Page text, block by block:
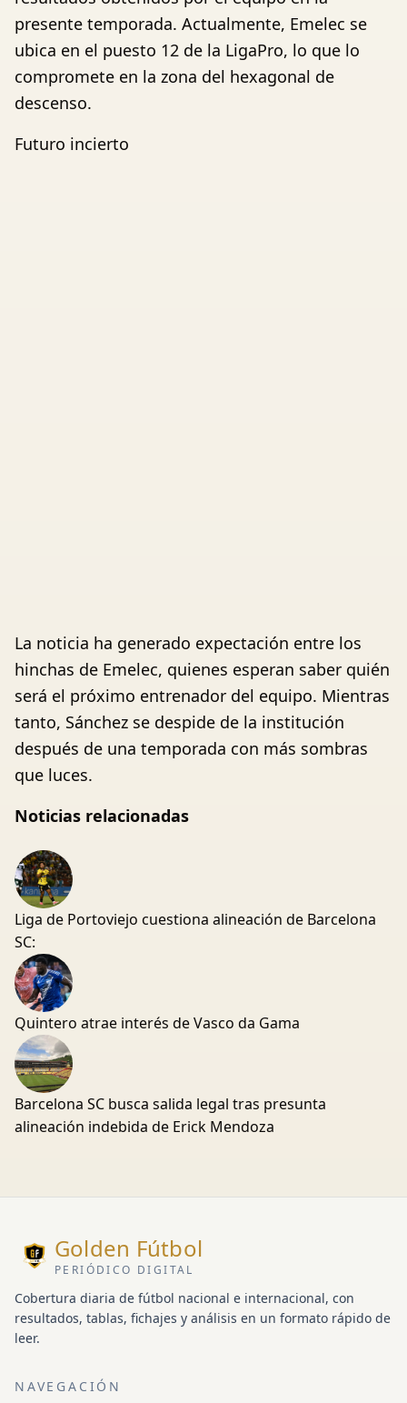
presente temporada. Actualmente, Emelec se
ubica en el puesto 12 de la LigaPro, lo que lo
compromete en la zona del hexagonal de
descenso.
Futuro incierto
La noticia ha generado expectación entre los
hinchas de Emelec, quienes esperan saber quién
será el próximo entrenador del equipo. Mientras
tanto, Sánchez se despide de la institución
después de una temporada con más sombras
que luces.
Noticias relacionadas
Liga de Portoviejo cuestiona alineación de Barcelona
SC:
Quintero atrae interés de Vasco da Gama
Barcelona SC busca salida legal tras presunta
alineación indebida de Erick Mendoza
Golden Fútbol
PERIÓDICO DIGITAL
Cobertura diaria de fútbol nacional e internacional, con
resultados, tablas, fichajes y análisis en un formato rápido de
leer.
NAVEGACIÓN